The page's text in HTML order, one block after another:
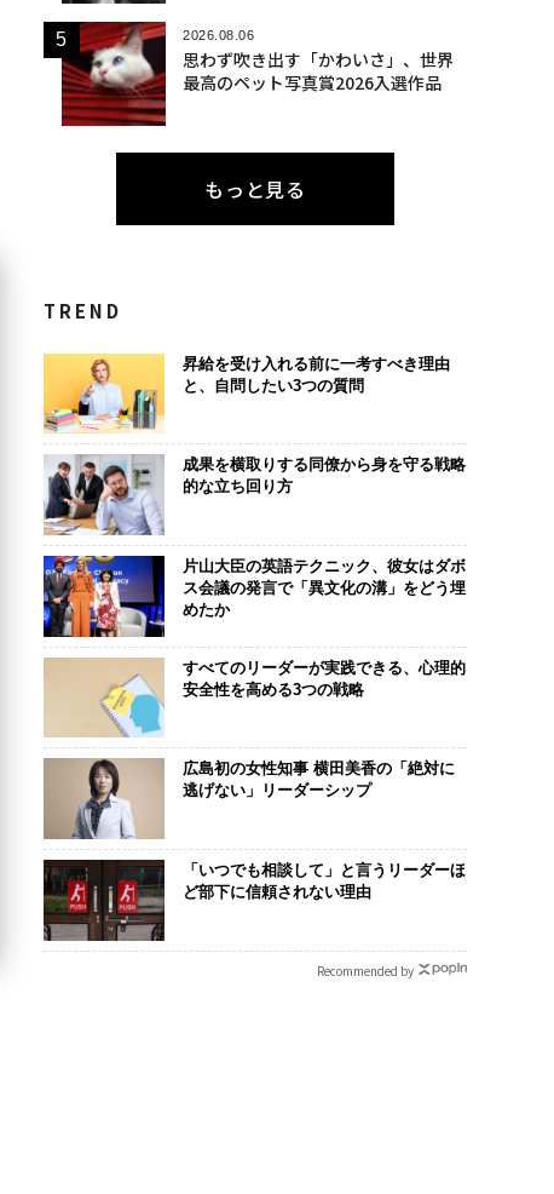
2026.08.06
思わず吹き出す「かわいさ」、世界
最高のペット写真賞2026入選作品
もっと見る
TREND
昇給を受け入れる前に一考すべき理由
と、自問したい3つの質問
成果を横取りする同僚から身を守る戦略
的な立ち回り方
片山大臣の英語テクニック、彼女はダボ
ス会議の発言で「異文化の溝」をどう埋
めたか
すべてのリーダーが実践できる、心理的
安全性を高める3つの戦略
広島初の女性知事 横田美香の「絶対に
逃げない」リーダーシップ
「いつでも相談して」と言うリーダーほ
ど部下に信頼されない理由
Recommended by